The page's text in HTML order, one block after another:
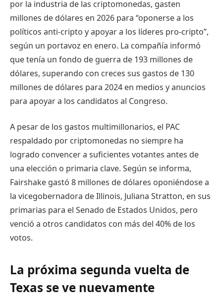
por la industria de las criptomonedas, gasten
millones de dólares en 2026 para “oponerse a los
políticos anti-cripto y apoyar a los líderes pro-cripto”,
según un portavoz en enero. La compañía informó
que tenía un fondo de guerra de 193 millones de
dólares, superando con creces sus gastos de 130
millones de dólares para 2024 en medios y anuncios
para apoyar a los candidatos al Congreso.
A pesar de los gastos multimillonarios, el PAC
respaldado por criptomonedas no siempre ha
logrado convencer a suficientes votantes antes de
una elección o primaria clave. Según se informa,
Fairshake gastó 8 millones de dólares oponiéndose a
la vicegobernadora de Illinois, Juliana Stratton, en sus
primarias para el Senado de Estados Unidos, pero
venció a otros candidatos con más del 40% de los
votos.
La próxima segunda vuelta de
Texas se ve nuevamente